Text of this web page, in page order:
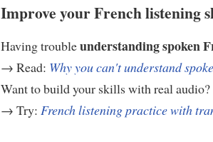
Improve your French listening
Having troubleunderstanding spoken
→ Read: Why you can't understand
Want to build your skills with real audio?
→ Try: French listening practice with